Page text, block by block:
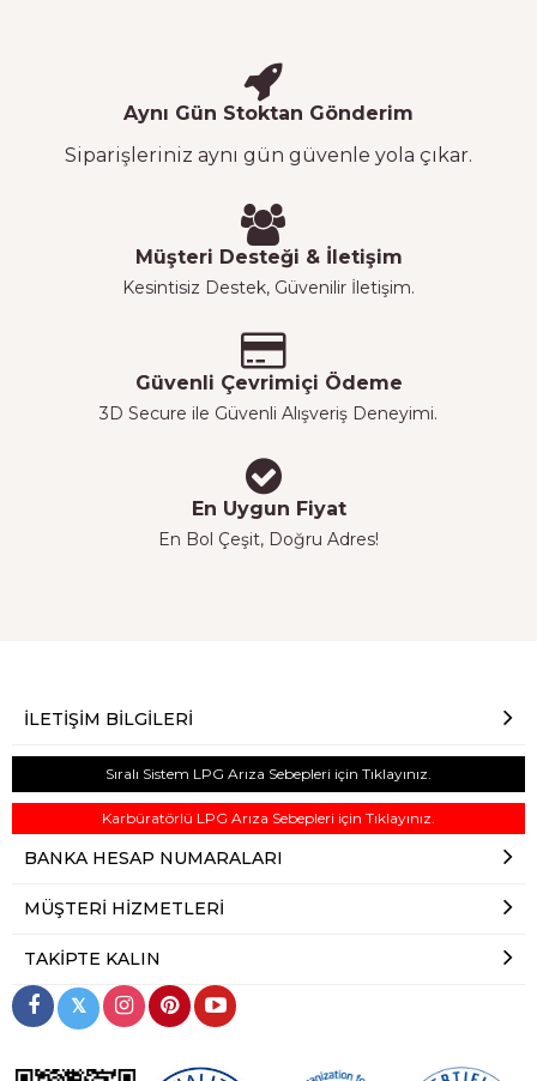
Aynı Gün Stoktan Gönderim
Siparişleriniz aynı gün güvenle yola çıkar.
Müşteri Desteği & İletişim
Kesintisiz Destek, Güvenilir İletişim.
Güvenli Çevrimiçi Ödeme
3D Secure ile Güvenli Alışveriş Deneyimi.
En Uygun Fiyat
En Bol Çeşit, Doğru Adres!
İLETIŞIM BILGILERI
Sıralı Sistem LPG Arıza Sebepleri için Tıklayınız.
Karbüratörlü LPG Arıza Sebepleri için Tıklayınız.
BANKA HESAP NUMARALARI
MÜŞTERI HIZMETLERI
TAKIPTE KALIN
𝕏